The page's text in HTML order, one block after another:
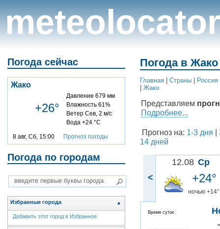
meteolocator
Погода сейчас
Жако
+26°
Давление 679 мм
Влажность 61%
Ветер Сев, 2 м/с
Вода +24 °C
8 авг, Сб, 15:00 Прогноз погоды
Погода по городам
Избранные города ▲
Добавить этот город в Избранное
Погода в
Главная Cтраны Россия
Жако
Представляем
Подробнее...
Прогноз на: 1-3 дня
14 дней
<
12.08 Ср
+24°
ночью +14°
Время суток